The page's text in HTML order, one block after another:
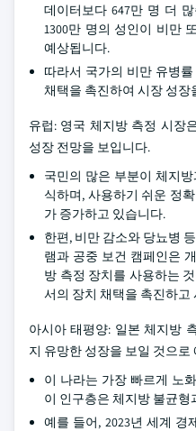
데이터보다 647만 명 더
1300만 명의 성인이 비만
예상됩니다.
따라서 국가의 비만 유병
채택을 촉진하여 시장 성
유럽: 영국 체지방 측정 시장
성장 전망을 보입니다.
국민의 많은 부분이 체지
식하며, 사용하기 쉬운 정
가 증가하고 있습니다.
한편, 비만 감소와 당뇨병
램과 공중 보건 캠페인은
방 측정 장치를 사용하는
서의 장치 채택을 촉진하고
아시아 태평양: 일본 체지방
지 유망한 성장을 보일 것으로
이 나라는 가장 빠르게 노
이 인구층은 체지방 불균
예를 들어, 2023년 세계 경